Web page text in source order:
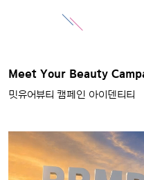
Meet Your Beauty
밋유어뷰티 캠페인 아이덴티티